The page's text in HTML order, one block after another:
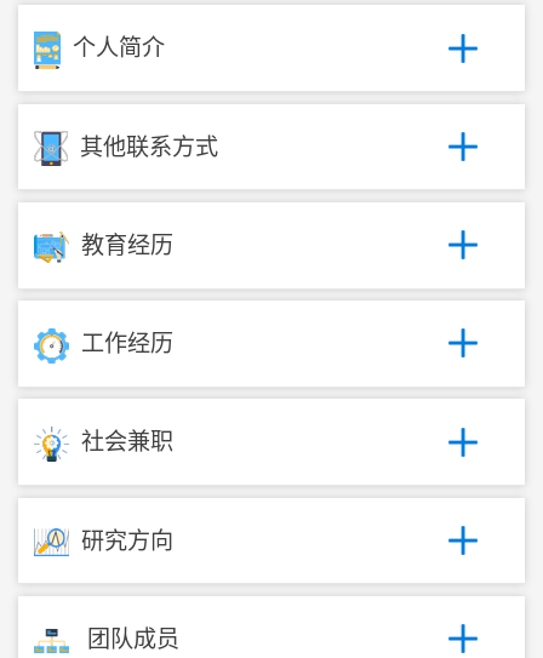
个人简介
其他联系方式
教育经历
工作经历
社会兼职
研究方向
团队成员